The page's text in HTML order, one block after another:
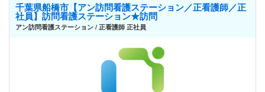
千葉県船橋市【アン訪問看護ステーション／正看護師／正
社員】訪問看護ステーション★訪問
アン訪問看護ステーション / 正看護師 正社員